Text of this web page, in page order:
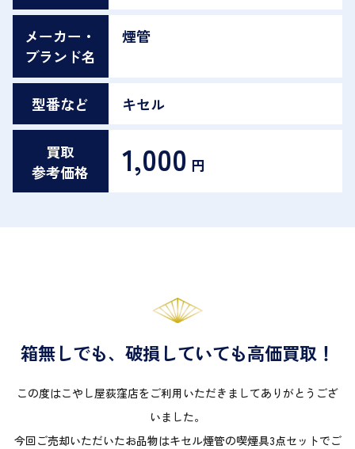
メーカー・
ブランド名
煙管
型番など キセル
買取
参考価格
1,000 円
箱無しでも、破損していても高価買取！
この度はこやし屋荻窪店をご利用いただきましてありがとうござ
いました。
今回ご売却いただいたお品物はキセル煙管の喫煙具3点セットでご